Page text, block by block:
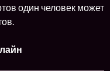
один человек может